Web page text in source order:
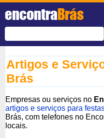
encontraBrás
Artigos e
Brás
Empresas ou serviços no
artigos e serviços para
Brás, com telefones no
locais.